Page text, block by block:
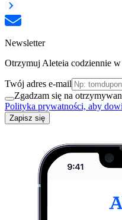
Newsletter
Otrzymuj Aleteia codziennie
Twój adres e-mail
Zgadzam się na
Polityka prywatności, aby
Zapisz się